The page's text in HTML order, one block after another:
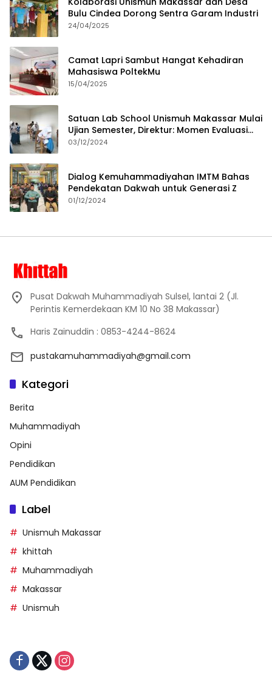
Bulu Cindea Dorong Sentra Garam Industri
24/04/2025
Camat Lapri Sambut Hangat Kehadiran
Mahasiswa PoltekMu
15/04/2025
Satuan Lab School Unismuh Makassar Mulai
Ujian Semester, Direktur: Momen Evaluasi
Proses Pembelajaran
03/12/2024
Dialog Kemuhammadiyahan IMTM Bahas
Pendekatan Dakwah untuk Generasi Z
01/12/2024
Pusat Dakwah Muhammadiyah Sulsel, lantai 2 (Jl.
Perintis Kemerdekaan KM 10 No 38 Makassar)
Haris Zainuddin : 0853-4244-8624
pustakamuhammadiyah@gmail.com
Kategori
Berita
Muhammadiyah
Opini
Pendidikan
AUM Pendidikan
Label
Unismuh Makassar
khittah
Muhammadiyah
Makassar
Unismuh